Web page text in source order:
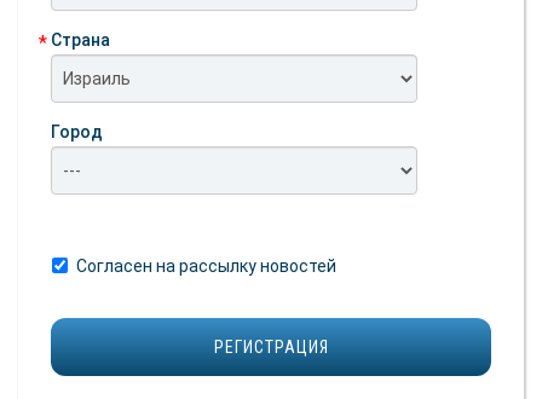
Страна
Город
Согласен на рассылку новостей